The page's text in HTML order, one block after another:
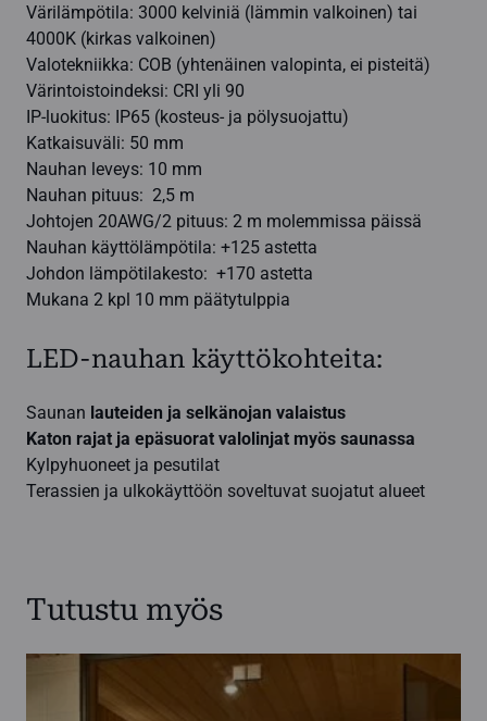
Värilämpötila: 3000 kelviniä (lämmin valkoinen) tai
4000K (kirkas valkoinen)
Valotekniikka: COB (yhtenäinen valopinta, ei pisteitä)
Värintoistoindeksi: CRI yli 90
IP-luokitus: IP65 (kosteus- ja pölysuojattu)
Katkaisuväli: 50 mm
Nauhan leveys: 10 mm
Nauhan pituus: 2,5 m
Johtojen 20AWG/2 pituus: 2 m molemmissa päissä
Nauhan käyttölämpötila: +125 astetta
Johdon lämpötilakesto: +170 astetta
Mukana 2 kpl 10 mm päätytulppia
LED-nauhan käyttökohteita:
Saunan lauteiden ja selkänojan valaistus
Katon rajat ja epäsuorat valolinjat myös saunassa
Kylpyhuoneet ja pesutilat
Terassien ja ulkokäyttöön soveltuvat suojatut alueet
Tutustu myös